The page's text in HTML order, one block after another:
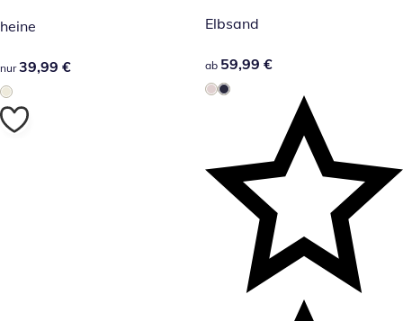
heine
39,99 €
nur 39,99 €
Elbsand
59,99 €
ab 59,99 €